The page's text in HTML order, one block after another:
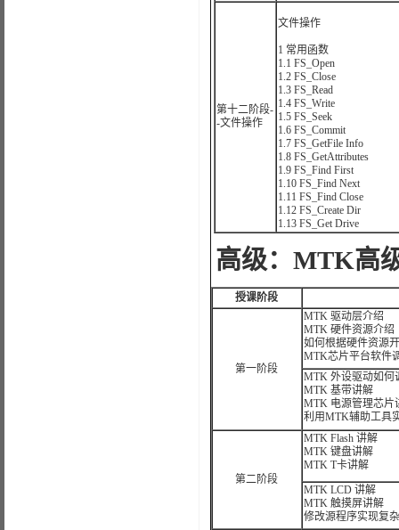
第十二阶段-
-文件操作
文件操作
1 常用函数
1.1 FS_Open
1.2 FS_Close
1.3 FS_Read
1.4 FS_Write
1.5 FS_Seek
1.6 FS_Commit
1.7 FS_GetFile Info
1.8 FS_GetAttributes
1.9 FS_Find First
1.10 FS_Find Next
1.11 FS_Find Close
1.12 FS_Create Dir
1.13 FS_Get Drive
高级：MTK高
授课阶段
第一阶段
MTK 驱动层介绍
MTK 硬件资源介绍
如何根据硬件资源
MTK芯片平台软件
MTK 外设驱动如何
MTK 基带讲解
MTK 电源管理芯片
利用MTK辅助工具
第二阶段
MTK Flash 讲解
MTK 键盘讲解
MTK T卡讲解
MTK LCD 讲解
MTK 触摸屏讲解
修改源程序实现复